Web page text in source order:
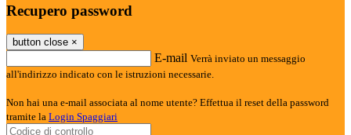
Recupero password
button close ×
E-mail Verrà inviato un messaggio
all'indirizzo indicato con le istruzioni necessarie.
Non hai una e-mail associata al nome utente? Effettua il reset della password
tramite la Login Spaggiari